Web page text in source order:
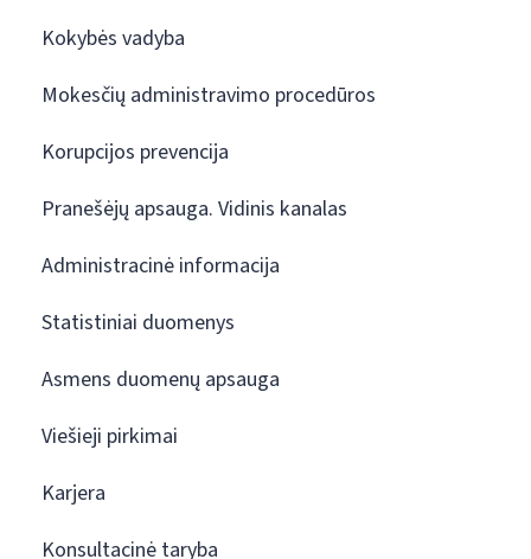
Kokybės vadyba
Mokesčių administravimo procedūros
Korupcijos prevencija
Pranešėjų apsauga. Vidinis kanalas
Administracinė informacija
Statistiniai duomenys
Asmens duomenų apsauga
Viešieji pirkimai
Karjera
Konsultacinė taryba